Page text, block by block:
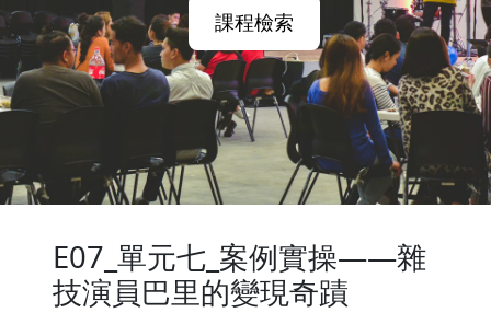
課程檢索
E07_單元七_案例實操——雜
技演員巴里的變現奇蹟